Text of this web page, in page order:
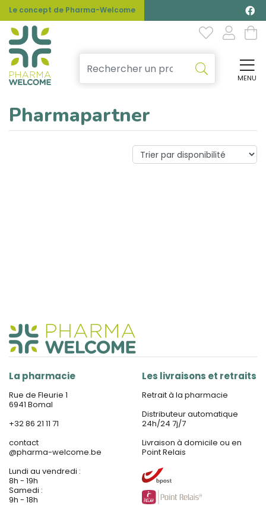
Le concept de Pharma-Welcome
MENU
Pharmapartner
La pharmacie
Rue de Fleurie 1
6941 Bomal
+32 86 21 11 71
contact
@pharma-welcome.be
Lundi au vendredi :
8h - 19h
Samedi :
9h - 18h
Les livraisons et retraits
Retrait à la pharmacie
Distributeur automatique
24h/24 7j/7
Livraison à domicile ou en
Point Relais